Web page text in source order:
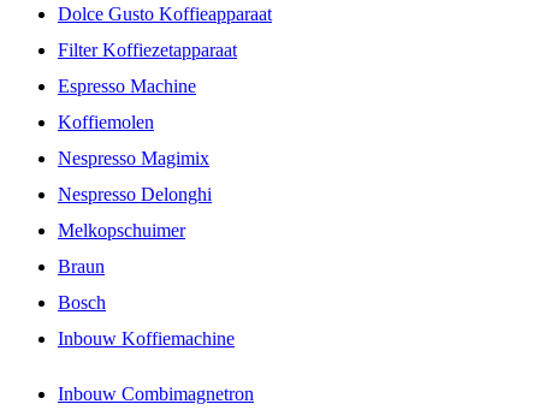
Dolce Gusto Koffieapparaat
Filter Koffiezetapparaat
Espresso Machine
Koffiemolen
Nespresso Magimix
Nespresso Delonghi
Melkopschuimer
Braun
Bosch
Inbouw Koffiemachine
Inbouw Combimagnetron